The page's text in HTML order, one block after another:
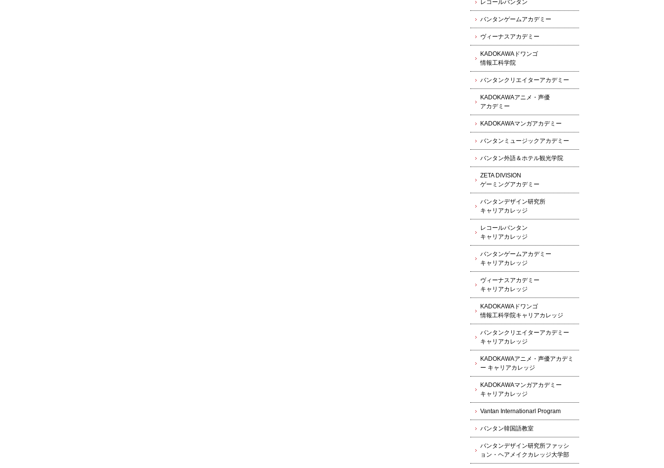
レコールバンタン
バンタンゲームアカデミー
ヴィーナスアカデミー
KADOKAWAドワンゴ
情報工科学院
バンタンクリエイターアカデミー
KADOKAWAアニメ・声優
アカデミー
KADOKAWAマンガアカデミー
バンタンミュージックアカデミー
バンタン外語＆ホテル観光学院
ZETA DIVISION
ゲーミングアカデミー
バンタンデザイン研究所
キャリアカレッジ
レコールバンタン
キャリアカレッジ
バンタンゲームアカデミー
キャリアカレッジ
ヴィーナスアカデミー
キャリアカレッジ
KADOKAWAドワンゴ
情報工科学院キャリアカレッジ
バンタンクリエイターアカデミー
キャリアカレッジ
KADOKAWAアニメ・声優アカデミ
ー キャリアカレッジ
KADOKAWAマンガアカデミー
キャリアカレッジ
Vantan Internationarl Program
バンタン韓国語教室
バンタンデザイン研究所ファッシ
ョン・ヘアメイクカレッジ大学部